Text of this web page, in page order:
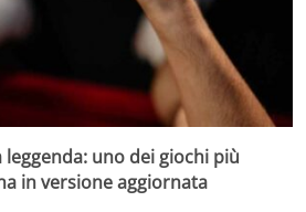
uno dei giochi più
in versione aggiornata